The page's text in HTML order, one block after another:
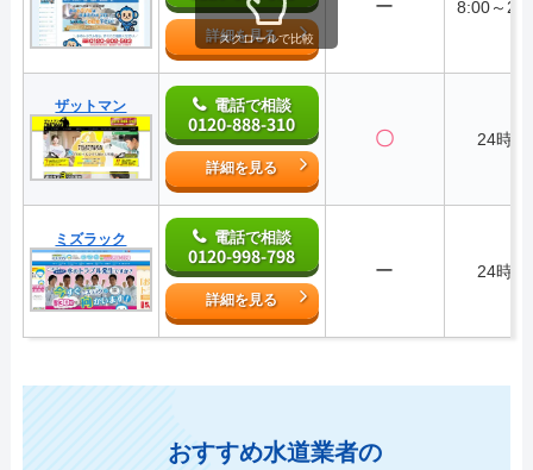
詳細を見る
ー 8:00～
ザットマン 電話で相談
0120-888-310
詳細を見る
〇 24時間
ミズラック 電話で相談
0120-998-798
詳細を見る
ー 24時間
スクロールで比較
おすすめ水道業者の